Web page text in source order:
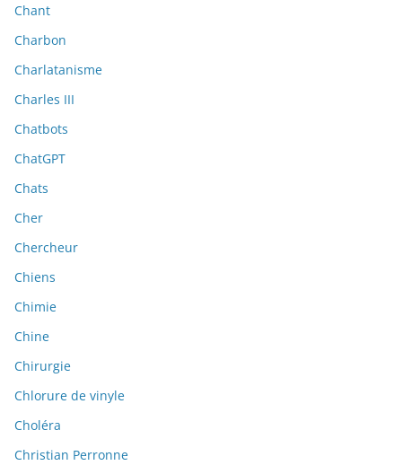
Chant
Charbon
Charlatanisme
Charles III
Chatbots
ChatGPT
Chats
Cher
Chercheur
Chiens
Chimie
Chine
Chirurgie
Chlorure de vinyle
Choléra
Christian Perronne